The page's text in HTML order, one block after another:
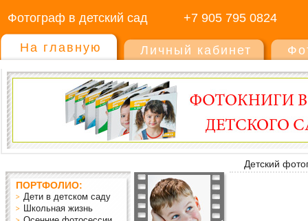
Фотограф в детский сад +7 905 795 0824
На главную Личный кабинет
Детский
ПОРТФОЛИО:
Дети в детском саду
Школьная жизнь